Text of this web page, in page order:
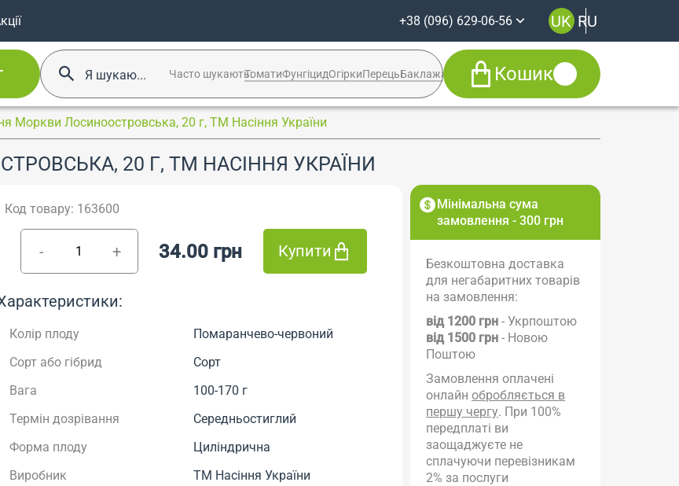
+38 (096) 629-06-56
Viber
Instagram
UK RU
Часто шукають:ТоматиФунгіцидОгіркиПерецьБаклажан КабачокSyngenta
Кошик
Моркви Лосиноостровська, 20 г, ТМ Насіння України
20 Г, ТМ НАСІННЯ УКРАЇНИ
Код товару: 163600
- + 34.00 грн Купити
Колір плоду
Помаранчево-червоний
Сорт або гібрид
Сорт
Вага
100-170 г
Термін дозрівання
Середньостиглий
Форма плоду
Циліндрична
Виробник
ТМ Насіння України
Мінімальна сума
замовлення - 300 грн
Безкоштовна доставка
для негабаритних товарів
на замовлення:
від 1200 грн - Укрпоштою
від 1500 грн - Новою
Поштою
Замовлення оплачені
онлайнобробляється в
першу чергу. При 100%
передплаті ви
заощаджуєте не
сплачуючи перевізникам
2% за послуги